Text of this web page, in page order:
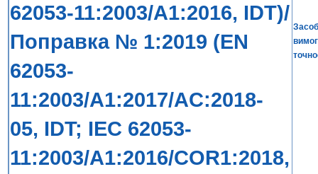
62053-11:2003/A1:2016, IDT)/
Поправка № 1:2019 (EN
62053-
11:2003/A1:2017/AC:2018-
05, IDT; IEC 62053-
11:2003/A1:2016/COR1:2018,